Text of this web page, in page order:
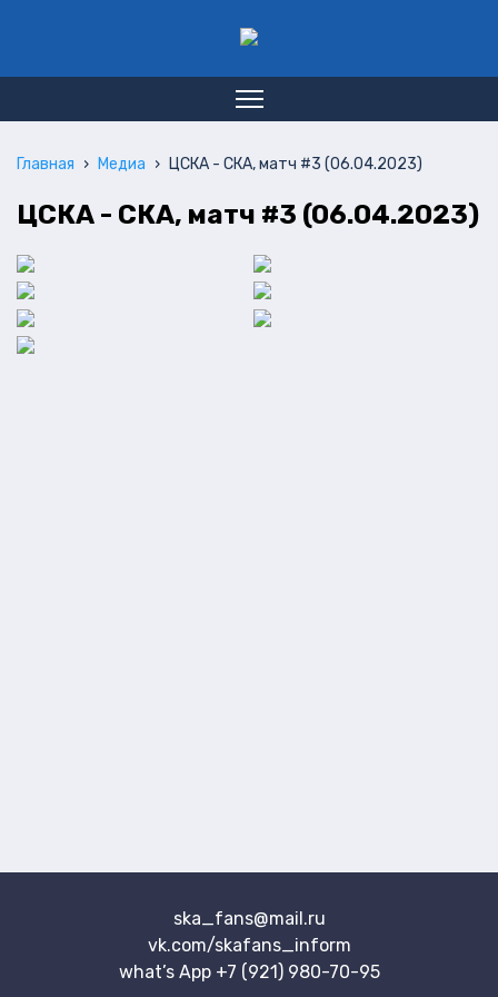
Главная › Медиа › ЦСКА - СКА, матч #3 (06.04.2023)
ЦСКА - СКА, матч #3 (06.04.2023)
ska_fans@mail.ru
vk.com/skafans_inform
what’s App +7 (921) 980-70-95